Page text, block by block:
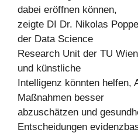
dabei eröffnen können,
zeigte DI Dr. Nikolas
der Data Science
Research Unit der TU
und künstliche
Intelligenz könnten helfen,
Maßnahmen besser
abzuschätzen und
Entscheidungen